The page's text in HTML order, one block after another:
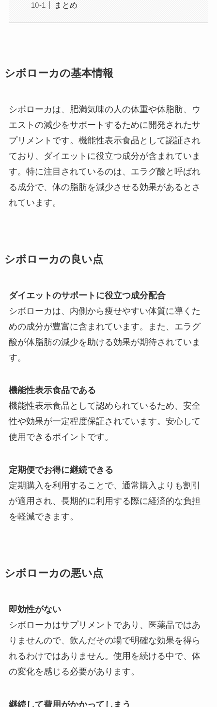
まとめ
シボローカの基本情報
シボローカは、肥満気味の人の体重や体脂肪、ウ
エストの減少をサポートするために開発されたサ
プリメントです。機能性表示食品として認証され
ており、ダイエットに役立つ成分が含まれていま
す。特に注目されているのは、エラグ酸と呼ばれ
る成分で、体の脂肪を減少させる効果があるとさ
れています。
シボローカの良い点
ダイエットのサポートに役立つ成分配合
シボローカは、内側から痩せやすい体質に導くた
めの成分が豊富に含まれています。また、エラグ
酸が体脂肪の減少を助ける効果が期待されていま
す。
機能性表示食品である
機能性表示食品として認められているため、安全
性や効果が一定程度保証されています。安心して
使用できるポイントです。
定期便でお得に継続できる
定期購入を利用することで、通常購入よりも割引
が適用され、長期的に利用する際に経済的な負担
を軽減できます。
シボローカの悪い点
即効性がない
シボローカはサプリメントであり、医薬品ではあ
りませんので、飲んだその場で明確な効果を得ら
れるわけではありません。使用を続ける中で、体
の変化を感じる必要があります。
継続して費用がかかってしまう